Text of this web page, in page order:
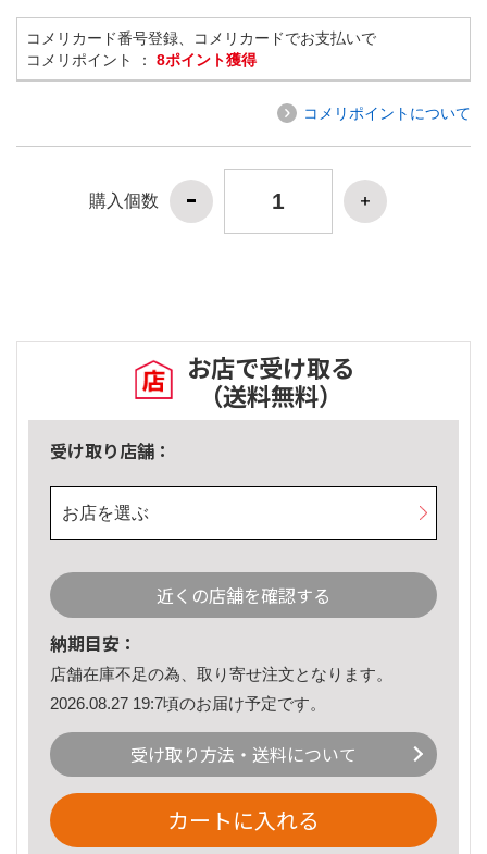
コメリカード番号登録、コメリカードでお支払いで
コメリポイント ： 8ポイント獲得
コメリポイントについて
購入個数
お店で受け取る
（送料無料）
受け取り店舗：
お店を選ぶ
近くの店舗を確認する
納期目安：
店舗在庫不足の為、取り寄せ注文となります。
2026.08.27 19:7頃のお届け予定です。
受け取り方法・送料について
カートに入れる